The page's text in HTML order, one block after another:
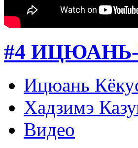
#4
Ицюань
Хадзимэ
Видео